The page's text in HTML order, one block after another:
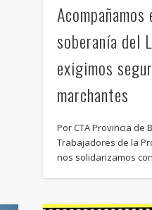
soberanía del
exigimos
marchantes
Por CTA Provincia de
Trabajadores de la
nos solidarizamos